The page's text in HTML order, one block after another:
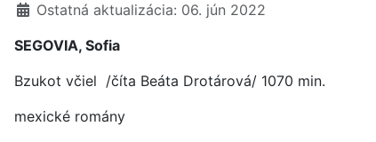
Ostatná aktualizácia: 06. jún 2022
SEGOVIA, Sofia
Bzukot včiel /číta Beáta Drotárová/ 1070 min.
mexické romány